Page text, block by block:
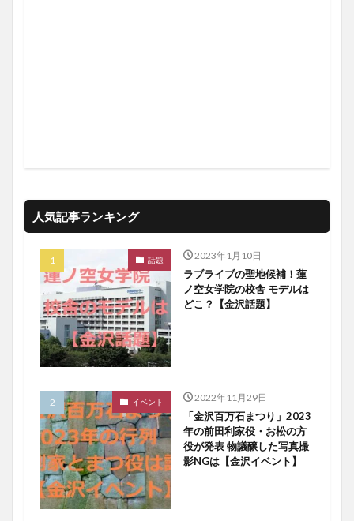
人気記事ランキング
話題 2023年1月10日
ラブライブの聖地候補！蓮
ノ空女学院の校舎 モデルは
どこ？【金沢話題】
イベント 2022年11月29日
「金沢百万石まつり」2023
年の前田利家役・お松の方
役が発表 物議醸した写真撮
影NGは【金沢イベント】